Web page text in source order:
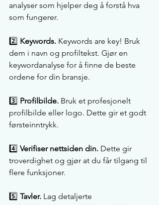
analyser som hjelper deg å forstå hva
som fungerer.
2️⃣ Keywords. Keywords are key! Bruk
dem i navn og profiltekst. Gjør en
keywordanalyse for å finne de beste
ordene for din bransje.
3️⃣ Profilbilde. Bruk et profesjonelt
profilbilde eller logo. Dette gir et godt
førsteinntrykk.
4️⃣ Verifiser nettsiden din. Dette gir
troverdighet og gjør at du får tilgang til
flere funksjoner.
5️⃣ Tavler. Lag detaljerte